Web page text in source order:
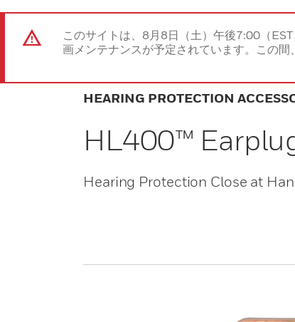
このサイトは、8月8日（土）午後7:00（
画メンテナンスが予定されています。この間
HEARING PROTECTION
HL400™
Hearing Protection Close at